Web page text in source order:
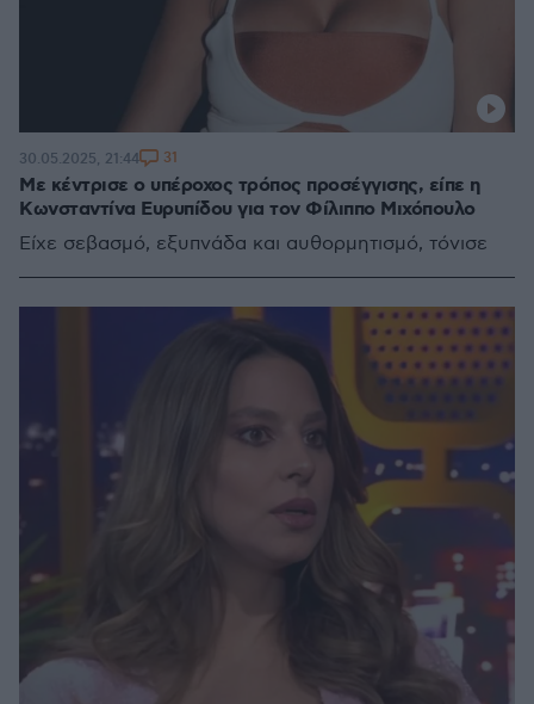
Με κέντρισε ο υπέροχος τρόπος προσέγγισης, είπε η
Κωνσταντίνα Ευρυπίδου για τον Φίλιππο Μιχόπουλο
Είχε σεβασμό, εξυπνάδα και αυθορμητισμό, τόνισε
30.05.2025, 21:44 31